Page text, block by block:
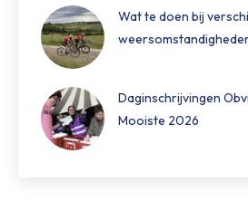
Wat te doen bij
Daginschrijvingen
Mooiste 2026